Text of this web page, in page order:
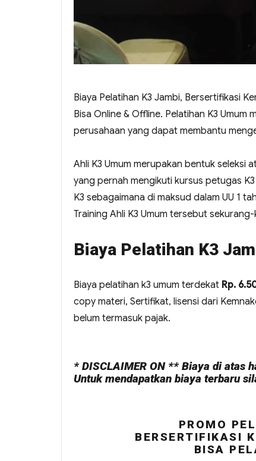
Biaya Pelatihan K3 Jambi, Bersertifikasi
Bisa Online & Offline. Pelatihan K3 Umum
perusahaan yang dapat membantu
Ahli K3 Umum merupakan bentuk
yang pernah mengikuti kursus petugas
K3 sebagaimana di maksud dalam UU 1
Training Ahli K3 Umum tersebut
Biaya Pelatihan K3
Biaya pelatihan k3 umum terdekat Rp.
copy materi, Sertifikat, lisensi dari
belum termasuk pajak.
* DISCLAIMER ON ** Biaya di atas
Untuk mendapatkan biaya terbaru
PROMO
BERSERTIFIKASI
BISA